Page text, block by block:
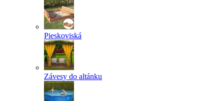
Pieskoviská
Závesy do altánku